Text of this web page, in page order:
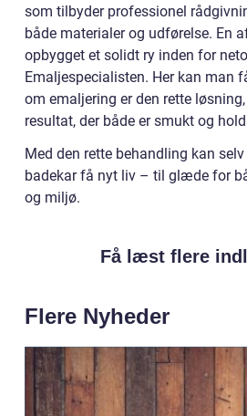
som tilbyder professionel
både materialer og udførelse. En
opbygget et solidt ry inden for
Emaljespecialisten. Her kan man
om emaljering er den rette
resultat, der både er smukt og
Med den rette behandling kan
badekar få nyt liv – til glæde for
og miljø.
Få læst flere
Flere Nyheder